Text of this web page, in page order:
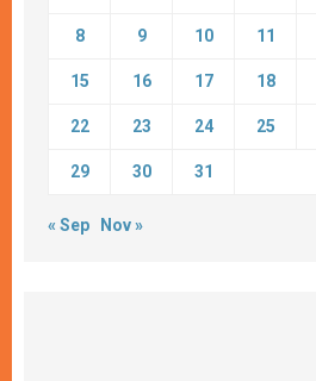
8 9 10 11
15 16 17 18
22 23 24 25
29 30 31
« Sep Nov »